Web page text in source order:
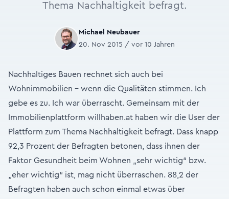
Thema Nachhaltigkeit befragt.
Michael Neubauer
20. Nov 2015 / vor 10 Jahren
Nachhaltiges Bauen rechnet sich auch bei
Wohnimmobilien - wenn die Qualitäten stimmen. Ich
gebe es zu. Ich war überrascht. Gemeinsam mit der
Immobilienplattform willhaben.at haben wir die User der
Plattform zum Thema Nachhaltigkeit befragt. Dass knapp
92,3 Prozent der Befragten betonen, dass ihnen der
Faktor Gesundheit beim Wohnen „sehr wichtig“ bzw.
„eher wichtig“ ist, mag nicht überraschen. 88,2 der
Befragten haben auch schon einmal etwas über